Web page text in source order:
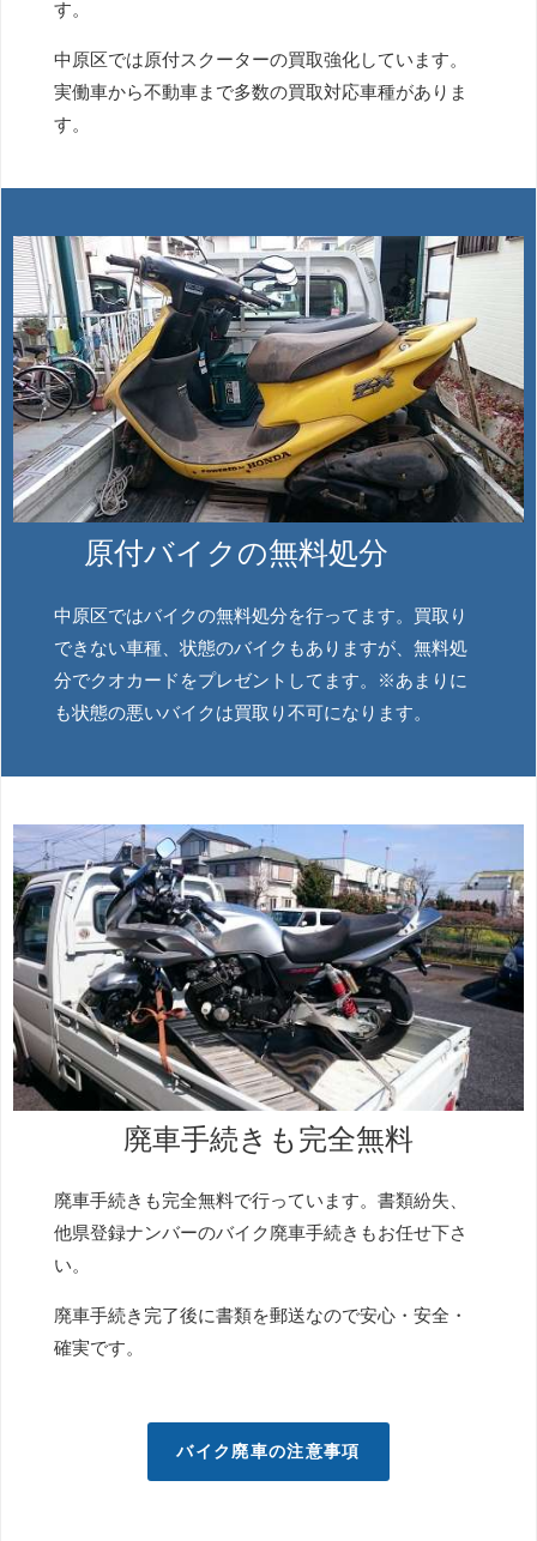
す。
中原区では原付スクーターの買取強化しています。
実働車から不動車まで多数の買取対応車種がありま
す。
原付バイクの無料処分
中原区ではバイクの無料処分を行ってます。買取り
できない車種、状態のバイクもありますが、無料処
分でクオカードをプレゼントしてます。※あまりに
も状態の悪いバイクは買取り不可になります。
廃車手続きも完全無料
廃車手続きも完全無料で行っています。書類紛失、
他県登録ナンバーのバイク廃車手続きもお任せ下さ
い。
廃車手続き完了後に書類を郵送なので安心・安全・
確実です。
バイク廃車の注意事項